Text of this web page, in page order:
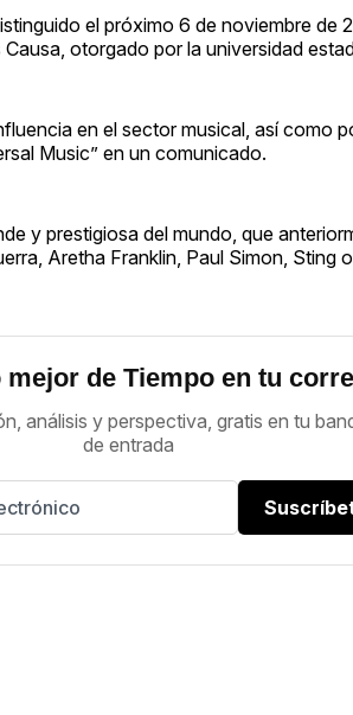
el próximo 6 de noviembre de
otorgado por la universidad
en el sector musical, así como
Music” en un comunicado.
y prestigiosa del mundo, que
Aretha Franklin, Paul Simon, Sting
mejor de Tiempo en tu
análisis y perspectiva, gratis en tu
de entrada